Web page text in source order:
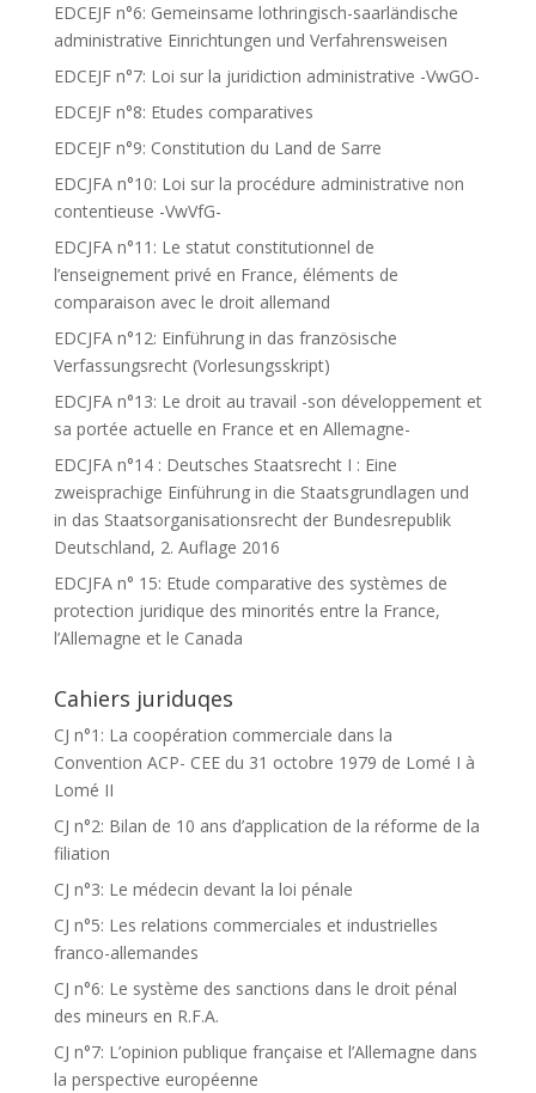
EDCEJF n°6: Gemeinsame lothringisch-saarländische
administrative Einrichtungen und Verfahrensweisen
EDCEJF n°7: Loi sur la juridiction administrative -VwGO-
EDCEJF n°8: Etudes comparatives
EDCEJF n°9: Constitution du Land de Sarre
EDCJFA n°10: Loi sur la procédure administrative non
contentieuse -VwVfG-
EDCJFA n°11: Le statut constitutionnel de
l’enseignement privé en France, éléments de
comparaison avec le droit allemand
EDCJFA n°12: Einführung in das französische
Verfassungsrecht (Vorlesungsskript)
EDCJFA n°13: Le droit au travail -son développement et
sa portée actuelle en France et en Allemagne-
EDCJFA n°14 : Deutsches Staatsrecht I : Eine
zweisprachige Einführung in die Staatsgrundlagen und
in das Staatsorganisationsrecht der Bundesrepublik
Deutschland, 2. Auflage 2016
EDCJFA n° 15: Etude comparative des systèmes de
protection juridique des minorités entre la France,
l’Allemagne et le Canada
Cahiers juriduqes
CJ n°1: La coopération commerciale dans la
Convention ACP- CEE du 31 octobre 1979 de Lomé I à
Lomé II
CJ n°2: Bilan de 10 ans d’application de la réforme de la
filiation
CJ n°3: Le médecin devant la loi pénale
CJ n°5: Les relations commerciales et industrielles
franco-allemandes
CJ n°6: Le système des sanctions dans le droit pénal
des mineurs en R.F.A.
CJ n°7: L’opinion publique française et l’Allemagne dans
la perspective européenne